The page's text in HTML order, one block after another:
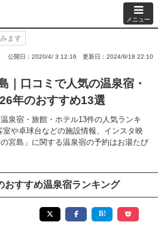
メニュー
ます
公開日：2020/4/ 3 12:16 更新日：2024/9/18 22:10
｜口コミで人気の温泉宿・
年のおすすめ13選
泉宿・旅館・ホテル13件の人気ランキ
や卓球台などの施設情報、インスタ映
宮島」に関する温泉宿の予約はお湯たび
おすすめ温泉宿ランキング